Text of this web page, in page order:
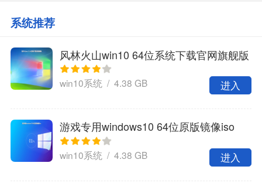
系统推荐
风林火山win10 64位系统下载官网旗舰版
win10系统 / 4.38 GB 进入
游戏专用windows10 64位原版镜像iso
win10系统 / 4.38 GB 进入